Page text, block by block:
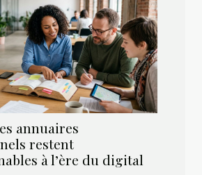
annuaires
restent
à l’ère du digital